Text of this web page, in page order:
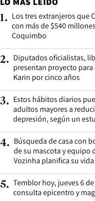
1. Los tres extranjeros que
con más de $540
Coquimbo
2. Diputados oficialistas,
presentan proyecto
Karin por cinco años
3. Estos hábitos diarios
adultos mayores a
depresión, según un
4. Búsqueda de casa con
de su mascota y equipo
Vozinha planifica su
5. Temblor hoy, jueves 6
consulta epicentro y